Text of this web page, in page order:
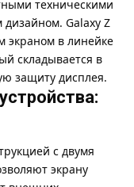
техническими
Galaxy Z
экраном в линейке
складывается в
защиту дисплея.
с двумя
экрану